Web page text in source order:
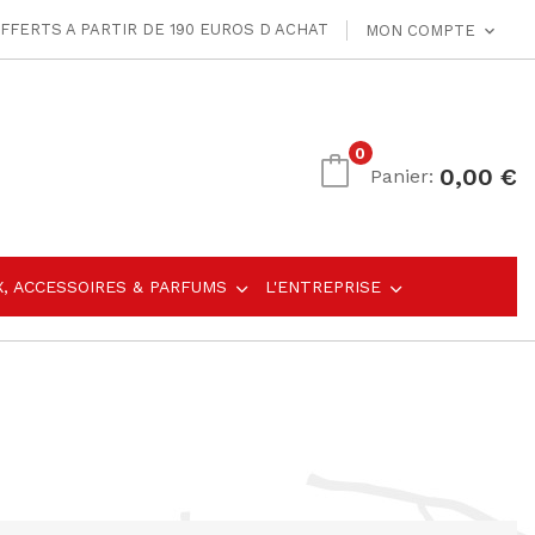
MON COMPTE expand_more
A PARTIR DE 190 EUROS D ACHAT
Panier: 0,00 €
0
ACCESSOIRES & PARFUMS L'ENTREPRISE